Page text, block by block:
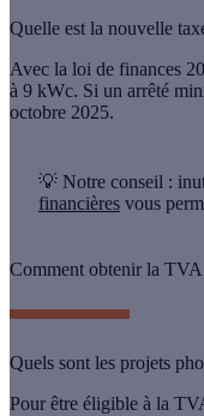
Quelle est la nouvelle
Avec la loi de finances
à 9 kWc. Si un arrêté
octobre 2025.
💡 Notre conseil :
financières vous
Comment obtenir la
Quels sont les projets
Pour être éligible à la